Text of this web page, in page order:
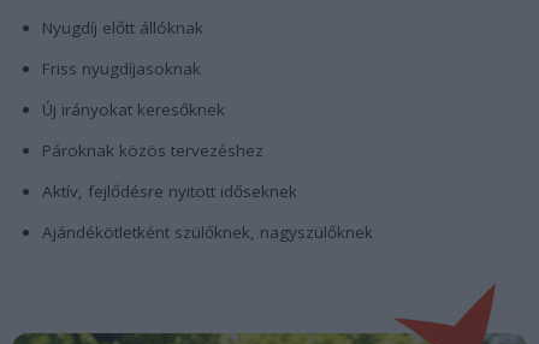
Nyugdíj előtt állóknak
Friss nyugdíjasoknak
Új irányokat keresőknek
Pároknak közös tervezéshez
Aktív, fejlődésre nyitott időseknek
Ajándékötletként szülőknek, nagyszülőknek